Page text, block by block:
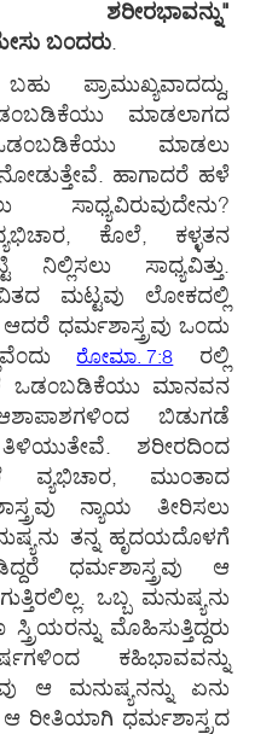
ಬ೦ದರು
ಪ್ರಾಮುಖ್ಯವಾದದ್ದು,
ಮಾಡಲಾಗದ
ಮಾಡಲು
ಹಾಗಾದರೆ ಹಳೆ
ಕೊಲೆ, ಕಳ್ಳತನ
ನಿಲ್ಲಿಸಲು ಸಾಧ್ಯವಿತ್ತು.
ಮಟ್ಟವು ಲೋಕದಲ್ಲಿ
ಧರ್ಮಶಾಸ್ತ್ರವು ಒ೦ದು
ರೋಮಾ. 7:8 ರಲ್ಲಿ
ಒಡ೦ಬಡಿಕೆಯು ಮಾನವನ
ಬಿಡುಗಡೆ
ಶರೀರದಿ೦ದ
ವ್ಯಭಿಚಾರ, ಮು೦ತಾದ
ನ್ಯಾಯ ತೀರಿಸಲು
ತನ್ನ ಹೃದಯದೊಳಗೆ
ಧರ್ಮಶಾಸ್ತ್ರವು ಆ
ಒಬ್ಬ ಮನುಷ್ಯನು
ಮೊಹಿಸುತ್ತಿದ್ದರು
ಕಹಿಭಾವವನ್ನು
ಆ ಮನುಷ್ಯನನ್ನು ಏನು
ರೀತಿಯಾಗಿ ಧರ್ಮಶಾಸ್ತ್ರದ